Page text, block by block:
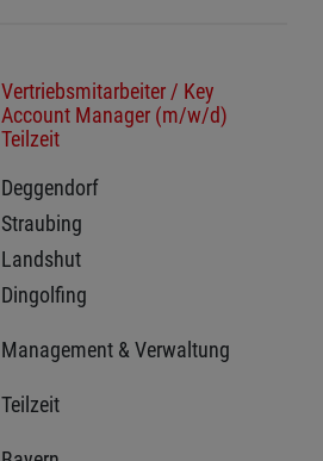
Vertriebsmitarbeiter / Key
Account Manager (m/w/d)
Teilzeit
Deggendorf
Straubing
Landshut
Dingolfing
Management & Verwaltung
Teilzeit